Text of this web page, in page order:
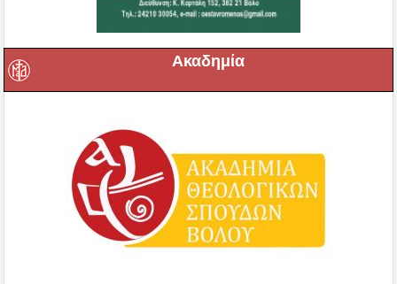
Ακαδημία